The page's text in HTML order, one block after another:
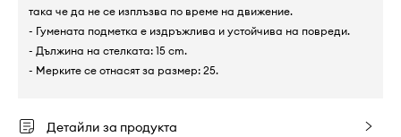
така че да не се изплъзва по време на движение.
- Гумената подметка е издръжлива и устойчива на повреди.
- Дължина на стелката: 15 cm.
- Мерките се отнасят за размер: 25.
Детайли за продукта